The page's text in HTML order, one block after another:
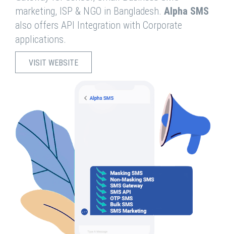
marketing, ISP & NGO in Bangladesh. Alpha SMS
also offers API Integration with Corporate
applications.
VISIT WEBSITE